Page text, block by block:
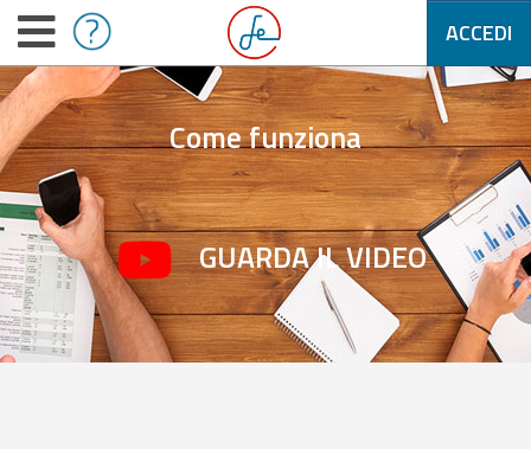
ACCEDI
Come funziona
GUARDA IL VIDEO